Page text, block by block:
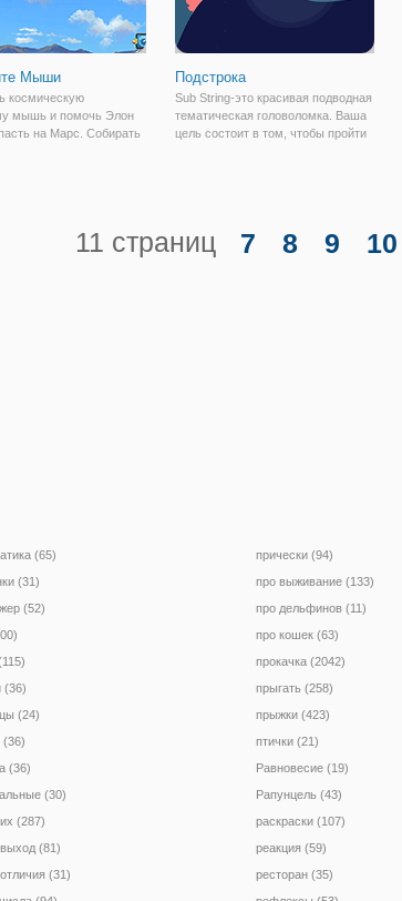
Мыши
космическую
мышь и помочь Элон
на Марс. Собирать
Подстрока
Sub String-это красивая подводная
тематическая головоломка. Ваша
цель состоит в том, чтобы пройти
11 страниц 7 8 9 10
(65)
(31)
(52)
(36)
(24)
(36)
(30)
(287)
(81)
(31)
прически (94)
про выживание (133)
про дельфинов (11)
про кошек (63)
прокачка (2042)
прыгать (258)
прыжки (423)
птички (21)
Равновесие (19)
Рапунцель (43)
раскраски (107)
реакция (59)
ресторан (35)